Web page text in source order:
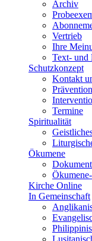
Archiv
Vertrieb
Ihre
Text- und
Schutzkonzept
Kontakt
Prävention
Termine
Spiritualität
Ökumene
Kirche Online
In Gemeinschaft